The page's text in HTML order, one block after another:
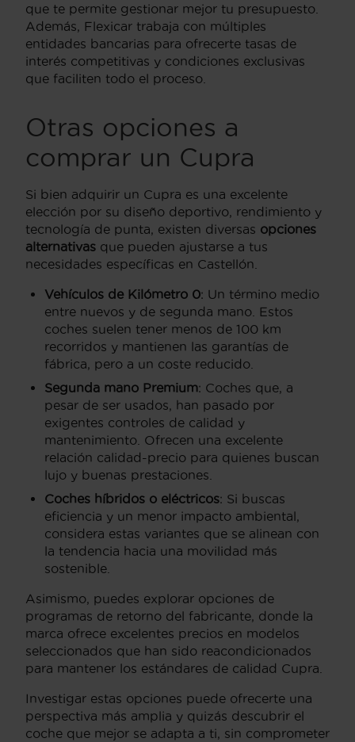
que te permite gestionar mejor tu presupuesto.
Además, Flexicar trabaja con múltiples
entidades bancarias para ofrecerte tasas de
interés competitivas y condiciones exclusivas
que faciliten todo el proceso.
Otras opciones a
comprar un Cupra
Si bien adquirir un Cupra es una excelente
elección por su diseño deportivo, rendimiento y
tecnología de punta, existen diversas opciones
alternativas que pueden ajustarse a tus
necesidades específicas en Castellón.
Vehículos de Kilómetro 0: Un término medio
entre nuevos y de segunda mano. Estos
coches suelen tener menos de 100 km
recorridos y mantienen las garantías de
fábrica, pero a un coste reducido.
Segunda mano Premium: Coches que, a
pesar de ser usados, han pasado por
exigentes controles de calidad y
mantenimiento. Ofrecen una excelente
relación calidad-precio para quienes buscan
lujo y buenas prestaciones.
Coches híbridos o eléctricos: Si buscas
eficiencia y un menor impacto ambiental,
considera estas variantes que se alinean con
la tendencia hacia una movilidad más
sostenible.
Asimismo, puedes explorar opciones de
programas de retorno del fabricante, donde la
marca ofrece excelentes precios en modelos
seleccionados que han sido reacondicionados
para mantener los estándares de calidad Cupra.
Investigar estas opciones puede ofrecerte una
perspectiva más amplia y quizás descubrir el
coche que mejor se adapta a ti, sin comprometer